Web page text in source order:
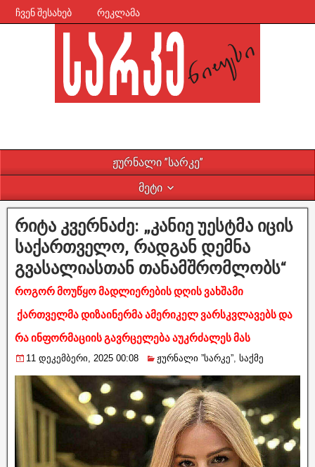
ჩვენ შესახებ რეკლამა
ჟურნალი ”სარკე”
მეტი
რიტა კვერნაძე: „კანიე უესტმა იცის
საქართველო, რადგან დემნა
გვასალიასთან თანამშრომლობს“
როგორ მოუწყო მადლიერების დღის ვახშამი
ქართველმა დიზაინერმა ამერიკელ ვარსკვლავებს და
რა ინფორმაციის გავრცელება აუკრძალეს მას
11 დეკემბერი, 2025 00:08 ჟურნალი ”სარკე”, საქმე